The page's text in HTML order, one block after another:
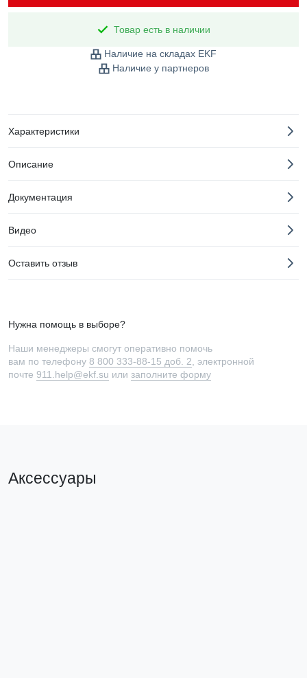
Товар есть в наличии
Наличие на складах EKF
Наличие у партнеров
Характеристики
Описание
Документация
Видео
Оставить отзыв
Нужна помощь в выборе?
Наши менеджеры смогут оперативно помочь
вам по телефону 8 800 333-88-15 доб. 2 , электронной
почте 911.help@ekf.su или заполните форму
Аксессуары